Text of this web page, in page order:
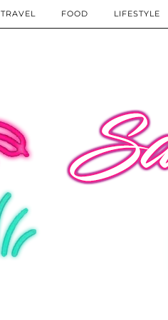
TRAVEL FOOD LIFESTYLE